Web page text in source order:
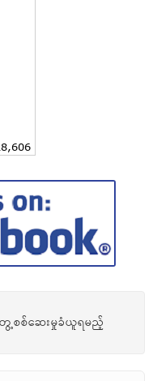
စစ်ဆေးမှုခံယူရမည့်